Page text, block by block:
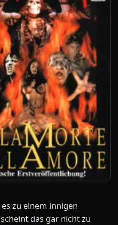
zu einem innigen
das gar nicht zu